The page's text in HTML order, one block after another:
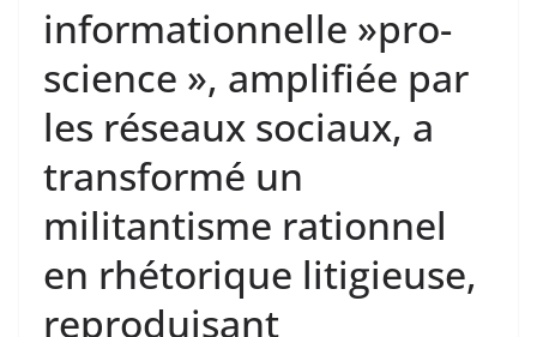
informationnelle »pro-
science », amplifiée par
les réseaux sociaux, a
transformé un
militantisme rationnel
en rhétorique litigieuse,
reproduisant